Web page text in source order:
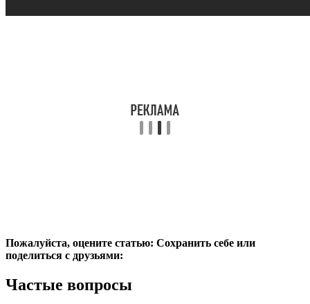
Пожалуйста, оцените статью: Сохранить себе или
поделиться с друзьями:
Частые вопросы